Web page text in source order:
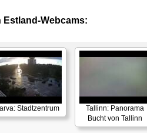
Estland-Webcams:
Stadtzentrum
Tallinn: Panorama
Bucht von Tallinn